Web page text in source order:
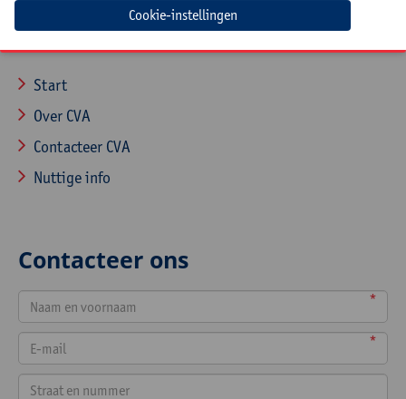
Navigatie
Start
Over CVA
Contacteer CVA
Nuttige info
Contacteer ons
*
*
Cookie-instellingen